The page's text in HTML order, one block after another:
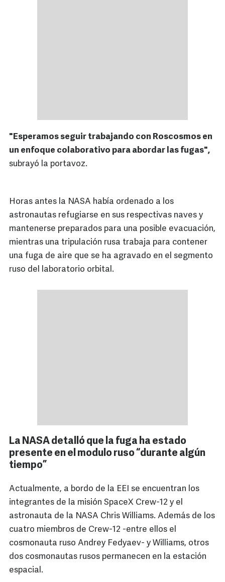
"Esperamos seguir trabajando con Roscosmos en
un enfoque colaborativo para abordar las fugas",
subrayó la portavoz.
Horas antes la NASA había ordenado a los
astronautas refugiarse en sus respectivas naves y
mantenerse preparados para una posible evacuación,
mientras una tripulación rusa trabaja para contener
una fuga de aire que se ha agravado en el segmento
ruso del laboratorio orbital.
La NASA detalló que la fuga ha estado
presente en el modulo ruso “durante algún
tiempo”
Actualmente, a bordo de la EEI se encuentran los
integrantes de la misión SpaceX Crew-12 y el
astronauta de la NASA Chris Williams. Además de los
cuatro miembros de Crew-12 -entre ellos el
cosmonauta ruso Andrey Fedyaev- y Williams, otros
dos cosmonautas rusos permanecen en la estación
espacial.